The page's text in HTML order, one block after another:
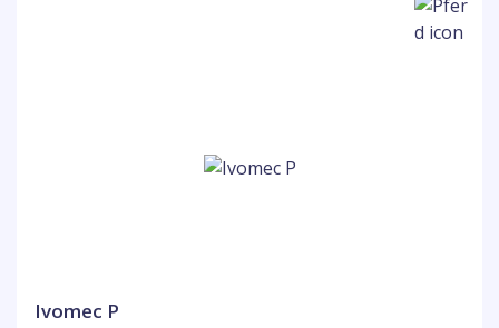
Ivomec P